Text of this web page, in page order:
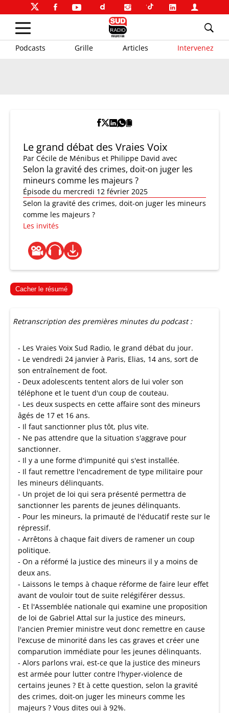
Podcasts Grille Articles Intervenez
Le grand débat des Vraies Voix
Par Cécile de Ménibus et Philippe David avec
Selon la gravité des crimes, doit-on juger les
mineurs comme les majeurs ?
Épisode du mercredi 12 février 2025
Selon la gravité des crimes, doit-on juger les mineurs
comme les majeurs ?
Les invités
Cacher le résumé
Retranscription des premières minutes du podcast :
- Les Vraies Voix Sud Radio, le grand débat du jour.
- Le vendredi 24 janvier à Paris, Elias, 14 ans, sort de
son entraînement de foot.
- Deux adolescents tentent alors de lui voler son
téléphone et le tuent d'un coup de couteau.
- Les deux suspects en cette affaire sont des mineurs
âgés de 17 et 16 ans.
- Il faut sanctionner plus tôt, plus vite.
- Ne pas attendre que la situation s'aggrave pour
sanctionner.
- Il y a une forme d'impunité qui s'est installée.
- Il faut remettre l'encadrement de type militaire pour
les mineurs délinquants.
- Un projet de loi qui sera présenté permettra de
sanctionner les parents de jeunes délinquants.
- Pour les mineurs, la primauté de l'éducatif reste sur le
répressif.
- Arrêtons à chaque fait divers de ramener un coup
politique.
- On a réformé la justice des mineurs il y a moins de
deux ans.
- Laissons le temps à chaque réforme de faire leur effet
avant de vouloir tout de suite relégiférer dessus.
- Et l'Assemblée nationale qui examine une proposition
de loi de Gabriel Attal sur la justice des mineurs,
l'ancien Premier ministre veut donc remettre en cause
l'excuse de minorité dans les cas graves et créer une
comparution immédiate pour les jeunes délinquants.
- Alors parlons vrai, est-ce que la justice des mineurs
est armée pour lutter contre l'hyper-violence de
certains jeunes ? Et à cette question, selon la gravité
des crimes, doit-on juger les mineurs comme les
majeurs ? Vous dites oui à 92%.